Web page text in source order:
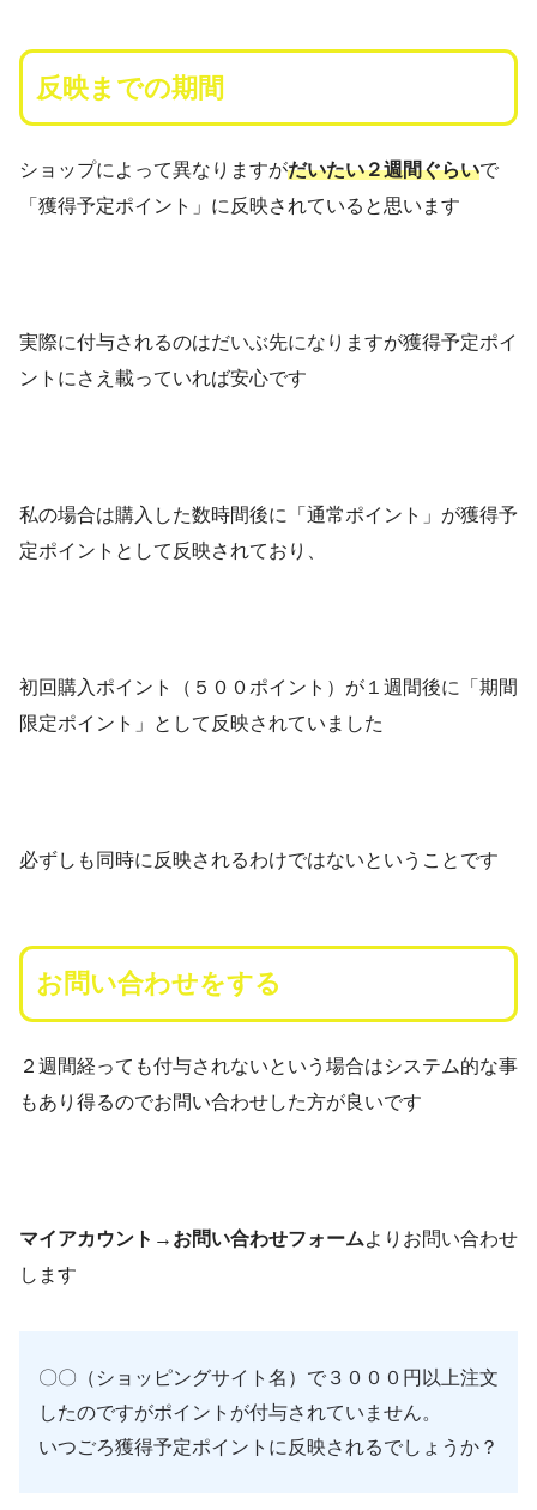
反映までの期間
ショップによって異なりますがだいたい２週間ぐらいで
「獲得予定ポイント」に反映されていると思います
実際に付与されるのはだいぶ先になりますが獲得予定ポイ
ントにさえ載っていれば安心です
私の場合は購入した数時間後に「通常ポイント」が獲得予
定ポイントとして反映されており、
初回購入ポイント（５００ポイント）が１週間後に「期間
限定ポイント」として反映されていました
必ずしも同時に反映されるわけではないということです
お問い合わせをする
２週間経っても付与されないという場合はシステム的な事
もあり得るのでお問い合わせした方が良いです
マイアカウント→お問い合わせフォームよりお問い合わせ
します
〇〇（ショッピングサイト名）で３０００円以上注文
したのですがポイントが付与されていません。
いつごろ獲得予定ポイントに反映されるでしょうか？